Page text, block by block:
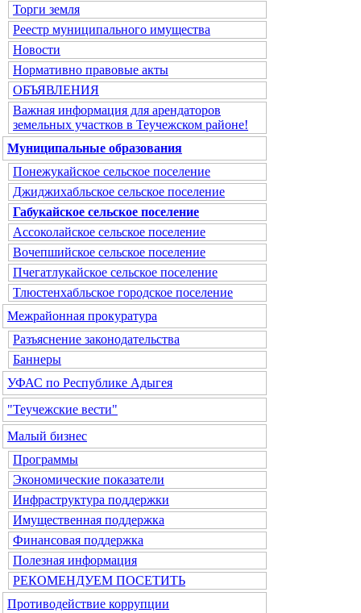
Торги земля
Реестр муниципального имущества
Новости
Нормативно правовые акты
ОБЪЯВЛЕНИЯ
Важная информация для арендаторов
земельных участков в Теучежском районе!
Муниципальные образования
Понежукайское сельское поселение
Джиджихабльское сельское поселение
Габукайское сельское поселение
Ассоколайское сельское поселение
Вочепшийское сельское поселение
Пчегатлукайское сельское поселение
Тлюстенхабльское городское поселение
Межрайонная прокуратура
Разъяснение законодательства
Баннеры
УФАС по Республике Адыгея
"Теучежские вести"
Малый бизнес
Программы
Экономические показатели
Инфраструктура поддержки
Имущественная поддержка
Финансовая поддержка
Полезная информация
РЕКОМЕНДУЕМ ПОСЕТИТЬ
Противодействие коррупции